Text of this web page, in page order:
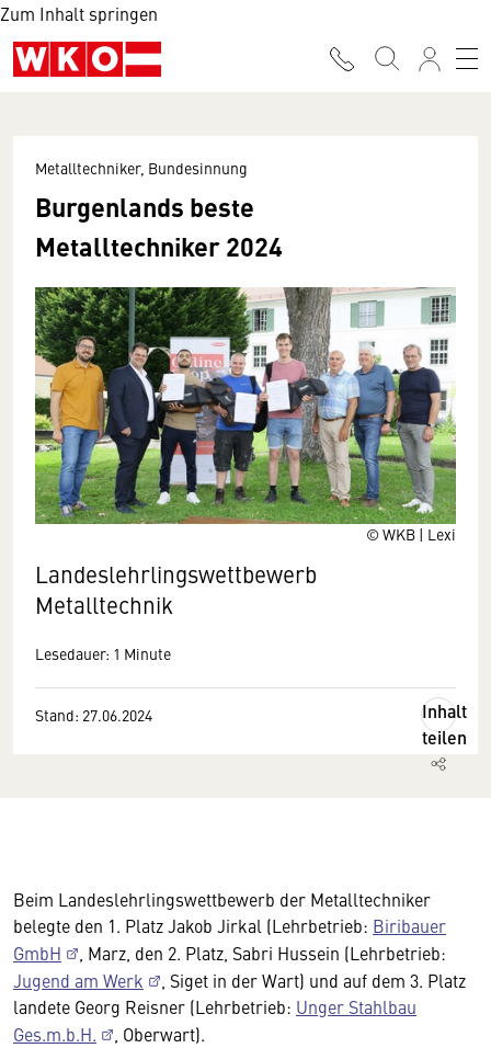
Zum Inhalt springen
© WKB | Lexi
Metalltechniker, Bundesinnung
Burgenlands beste
Metalltechniker 2024
Landeslehrlingswettbewerb
Metalltechnik
Lesedauer: 1 Minute
Stand: 27.06.2024
Inhalt
teilen
Beim Landeslehrlingswettbewerb der Metalltechniker
belegte den 1. Platz Jakob Jirkal (Lehrbetrieb: Biribauer
GmbH
, Marz, den 2. Platz, Sabri Hussein (Lehrbetrieb:
Jugend am Werk
, Siget in der Wart) und auf dem 3. Platz
landete Georg Reisner (Lehrbetrieb: Unger Stahlbau
Ges.m.b.H.
, Oberwart).